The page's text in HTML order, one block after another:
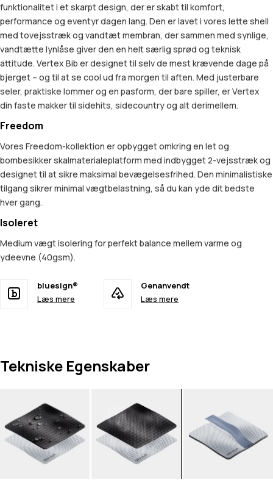
funktionalitet i et skarpt design, der er skabt til komfort,
performance og eventyr dagen lang. Den er lavet i vores lette shell
med tovejsstræk og vandtæt membran, der sammen med synlige,
vandtætte lynlåse giver den en helt særlig sprød og teknisk
attitude. Vertex Bib er designet til selv de mest krævende dage på
bjerget – og til at se cool ud fra morgen til aften. Med justerbare
seler, praktiske lommer og en pasform, der bare spiller, er Vertex
din faste makker til sidehits, sidecountry og alt derimellem.
Freedom
Vores Freedom-kollektion er opbygget omkring en let og
bombesikker skalmaterialeplatform med indbygget 2-vejsstræk og
designet til at sikre maksimal bevægelsesfrihed. Den minimalistiske
tilgang sikrer minimal vægtbelastning, så du kan yde dit bedste
hver gang.
Isoleret
Medium vægt isolering for perfekt balance mellem varme og
ydeevne (40gsm).
bluesign®
Læs mere
Genanvendt
Læs mere
Tekniske Egenskaber